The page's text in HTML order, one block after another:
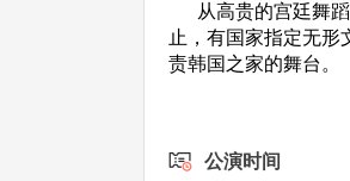
从高贵的宫廷舞蹈
止，有国家指定无
责韩国之家的舞台。
公演时间